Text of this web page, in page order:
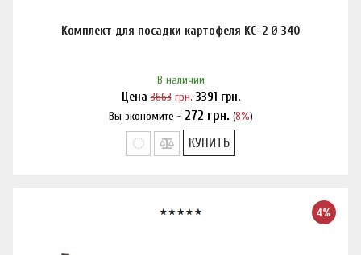
Комплект для посадки картофеля КС-2 Ø 340
В наличии
Цена3663грн. 3391 грн.
Вы экономите - 272 грн. (8%)
Нашли дешевле?
КУПИТЬ
4%